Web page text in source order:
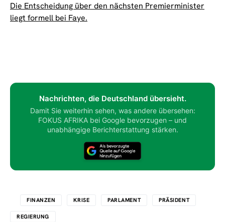
Die Entscheidung über den nächsten Premierminister
liegt formell bei Faye.
Nachrichten, die Deutschland übersieht.
Damit Sie weiterhin sehen, was andere übersehen:
FOKUS AFRIKA bei Google bevorzugen – und
unabhängige Berichterstattung stärken.
FINANZEN KRISE PARLAMENT PRÄSIDENT
REGIERUNG